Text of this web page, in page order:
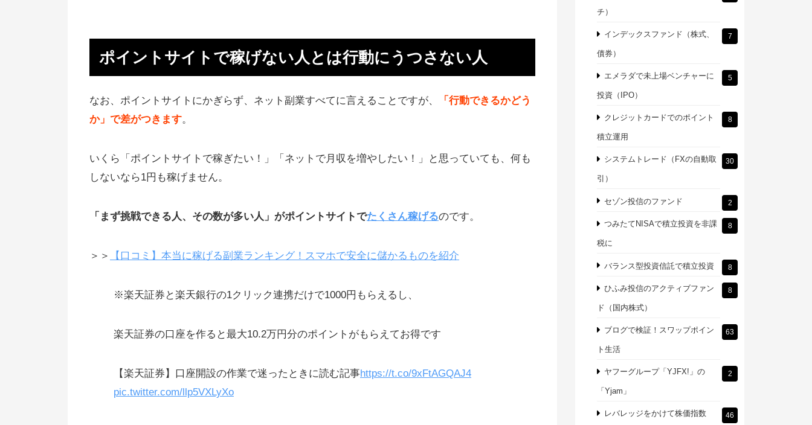
う
ポイントサイト利用者が必ず登録し
てるサイト
「ちょびガチャ！」の毎日クリック
上場企業GMOグループが運営（ゲー
4位 げん玉：ポイントに利息がつく
ターなどで貯められる
スマホ、パソコンそれぞれに無料で
ポイントサイトで稼げない人とは行動にうつさない人
なお、ポイントサイトにかぎらず、ネット副業すべてに言えることですが、
「行動できるかどう
か」で差がつきます。
いくら「ポイントサイトで稼ぎたい！」「ネットで月収を増やしたい！」と思っていても、何も
しないなら1円も稼げません。
「まず挑戦できる人、その数が多い人」がポイントサイトでたくさん稼げるのです。
＞＞ 【口コミ】本当に稼げる副業ランキング！スマホで安全に儲かるものを紹介
※楽天証券と楽天銀行の1クリック連携だけで1000円もらえるし、
楽天証券の口座を作ると最大10.2万円分のポイントがもらえてお得です
【楽天証券】口座開設の作業で迷ったときに読む記事https://t.co/9xFtAGQAJ4
pic.twitter.com/llp5VXLyXo
チ）
インデックスファンド（株式、
債券）
7
エメラダで未上場ベンチャーに
投資（IPO）
5
クレジットカードでのポイント
積立運用
8
システムトレード（FXの自動取
引）
30
セゾン投信のファンド 2
つみたてNISAで積立投資を非課
税に
8
バランス型投資信託で積立投資 8
ひふみ投信のアクティブファン
ド（国内株式）
8
ブログで検証！スワップポイン
ト生活
63
ヤフーグループ「YJFX!」の
「Yjam」
2
レバレッジをかけて株価指数 46